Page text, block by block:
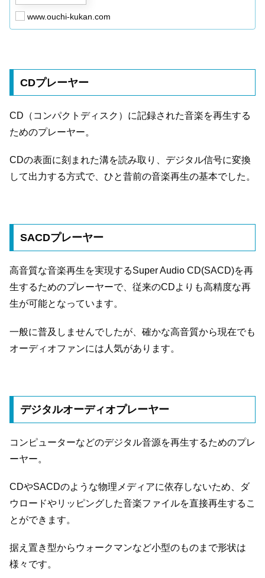
www.ouchi-kukan.com
CDプレーヤー
CD（コンパクトディスク）に記録された音楽を再生する
ためのプレーヤー。
CDの表面に刻まれた溝を読み取り、デジタル信号に変換
して出力する方式で、ひと昔前の音楽再生の基本でした。
SACDプレーヤー
高音質な音楽再生を実現するSuper Audio CD(SACD)を再
生するためのプレーヤーで、従来のCDよりも高精度な再
生が可能となっています。
一般に普及しませんでしたが、確かな高音質から現在でも
オーディオファンには人気があります。
デジタルオーディオプレーヤー
コンピューターなどのデジタル音源を再生するためのプレ
ーヤー。
CDやSACDのような物理メディアに依存しないため、ダ
ウロードやリッピングした音楽ファイルを直接再生するこ
とができます。
据え置き型からウォークマンなど小型のものまで形状は
様々です。